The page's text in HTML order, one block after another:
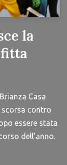
la
Casa
contro
essere stata
dell’anno.